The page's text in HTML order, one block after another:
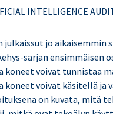
INTELLIGENCE
julkaissut jo aikaisemmin
sarjan ensimmäisen
koneet voivat tunnistaa
koneet voivat käsitellä ja
on kuvata, mitä